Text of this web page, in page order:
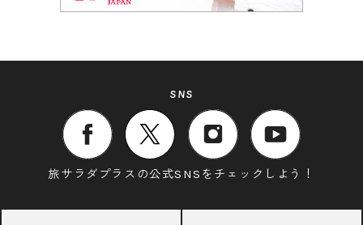
SNS
旅サラダプラスの公式SNSをチェックしよう！